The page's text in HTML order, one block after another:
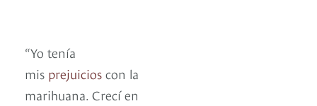
“Yo tenía
mis prejuicios con la
marihuana. Crecí en